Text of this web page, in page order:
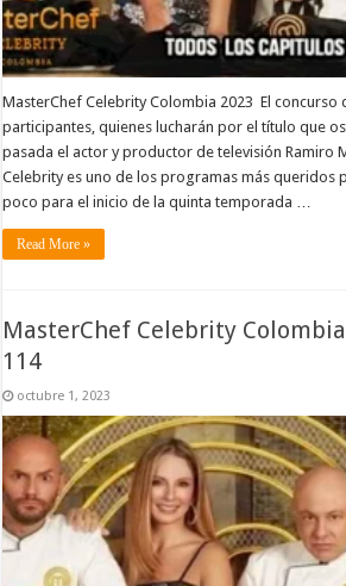
MasterChef Celebrity Colombia 2023 El concurso
participantes, quienes lucharán por el título que
pasada el actor y productor de televisión Ramiro
Celebrity es uno de los programas más queridos
poco para el inicio de la quinta temporada …
Read More »
MasterChef Celebrity
114
octubre 1, 2023